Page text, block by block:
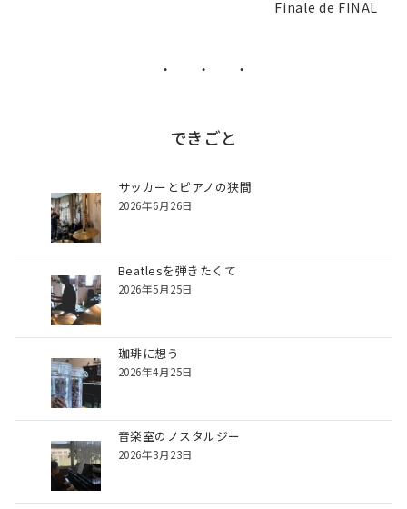
Finale de FINAL
・ ・ ・
できごと
サッカーとピアノの狭間
2026年6月26日
Beatlesを弾きたくて
2026年5月25日
珈琲に想う
2026年4月25日
音楽室のノスタルジー
2026年3月23日